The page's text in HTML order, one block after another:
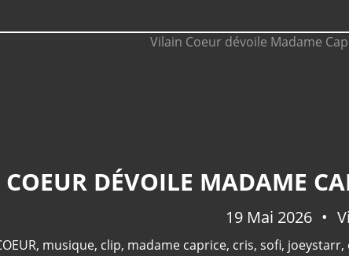
DÉVOILE MADAME
19 Mai 2026
, musique, clip, madame caprice, cris, sofi, joeystarr,